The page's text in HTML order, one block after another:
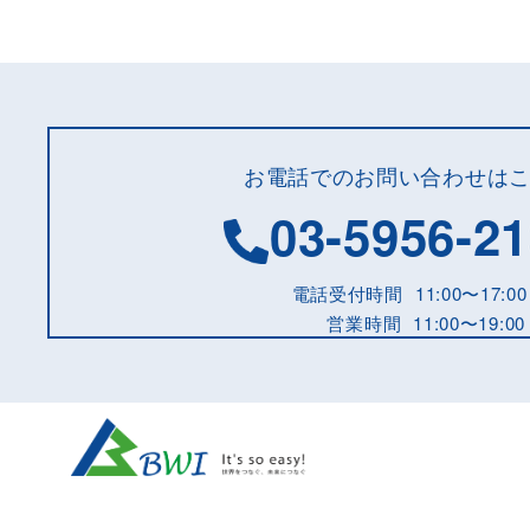
お電話でのお問い合わせは
03-5956-
電話受付時間
11:00〜17:00
営業時間 11:00〜19:00